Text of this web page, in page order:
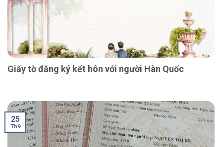
Giấy tờ đăng ký kết hôn với người Hàn Quốc
25
Th9